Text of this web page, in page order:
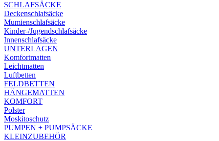
SCHLAFSÄCKE
Deckenschlafsäcke
Mumienschlafsäcke
Kinder-/Jugendschlafsäcke
Innenschlafsäcke
UNTERLAGEN
Komfortmatten
Leichtmatten
Luftbetten
FELDBETTEN
HÄNGEMATTEN
KOMFORT
Polster
Moskitoschutz
PUMPEN + PUMPSÄCKE
KLEINZUBEHÖR